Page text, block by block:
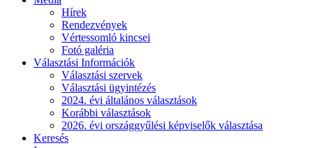
Hírek
Rendezvények
Vértessomló kincsei
Fotó galéria
Választási Információk
Választási szervek
Választási ügyintézés
2024. évi általános választások
Korábbi választások
2026. évi országgyűlési képviselők választása
Keresés